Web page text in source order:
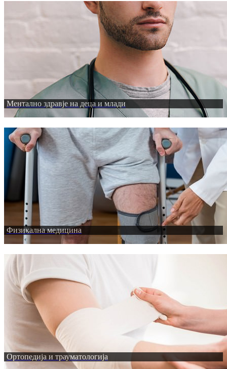
Ментално здравје на деца и млади
Физикална медицина
Ортопедија и трауматологија